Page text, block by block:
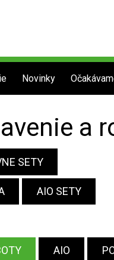
Novinky
a
SETY
AIO SETY
AIO